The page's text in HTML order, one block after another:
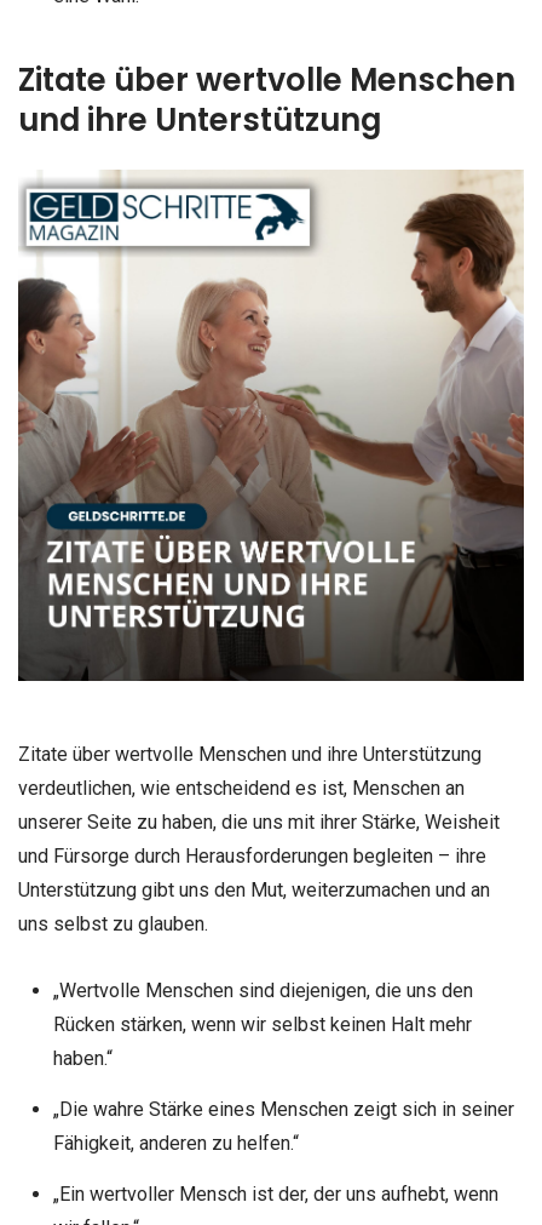
Zitate über wertvolle Menschen
und ihre Unterstützung
Zitate über wertvolle Menschen und ihre Unterstützung
verdeutlichen, wie entscheidend es ist, Menschen an
unserer Seite zu haben, die uns mit ihrer Stärke, Weisheit
und Fürsorge durch Herausforderungen begleiten – ihre
Unterstützung gibt uns den Mut, weiterzumachen und an
uns selbst zu glauben.
„Wertvolle Menschen sind diejenigen, die uns den
Rücken stärken, wenn wir selbst keinen Halt mehr
haben.“
„Die wahre Stärke eines Menschen zeigt sich in seiner
Fähigkeit, anderen zu helfen.“
„Ein wertvoller Mensch ist der, der uns aufhebt, wenn